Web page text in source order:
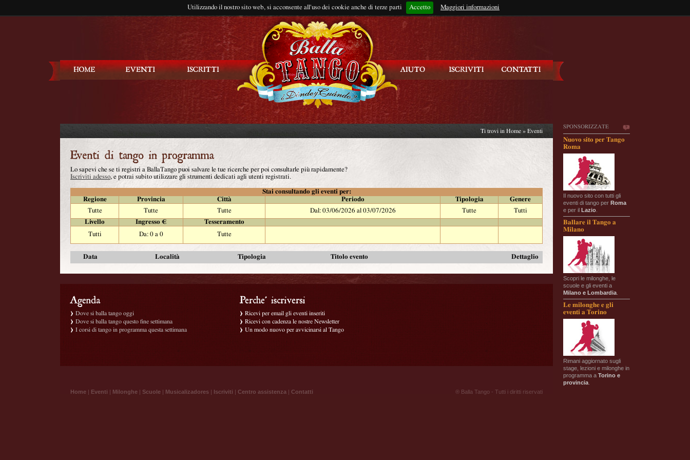
Utilizzando il nostro sito web, si acconsente all'uso dei cookie anche di terze parti Accetto Maggiori informazioni
Rimani connesso?
SPONSORIZZATE
Nuovo sito per Tango
Roma
Il nuovo sito con tutti gli
eventi di tango per Roma
e per il Lazio
Ballare il Tango a
Milano
Scopri le milonghe, le
scuole e gli eventi a
Milano e Lombardia
Le milonghe e gli
eventi a Torino
Rimani aggiornato sugli
stage, lezioni e milonghe in
programma a Torino e
provincia
Ti trovi in Home » Eventi
Lo sapevi che se ti registri a BallaTango puoi salvare le tue ricerche per poi consultarle più rapidamente?
Iscriviti adesso, e potrai subito utilizzare gli strumenti dedicati agli utenti registrati.
Stai consultando gli eventi per:
Regione
Provincia Città Periodo Tipologia
Genere
Tutte
Tutte Tutte Dal: 03/06/2026 al 03/07/2026 Tutte
Tutti
Livello
Ingresso €
Tesseramento
Tutti
Da: 0 a 0 Tutte
Data Località Tipologia Titolo evento Dettaglio
Dove si balla tango oggi
Dove si balla tango questo fine settimana
I corsi di tango in programma questa settimana
Ricevi per email gli eventi inseriti
Ricevi con cadenza le nostre Newsletter
Un modo nuovo per avvicinarsi al Tango
Home | Eventi | Milonghe | Scuole | Musicalizadores | Iscriviti | Centro assistenza | Contatti ® Balla Tango - Tutti i diritti riservati